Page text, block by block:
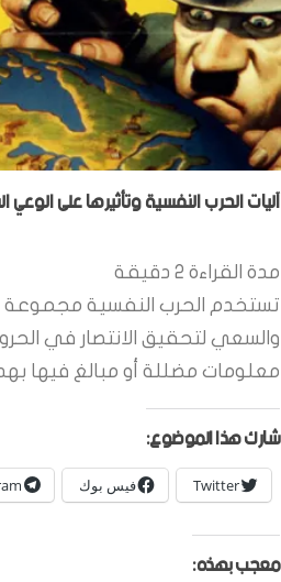
آليات الحرب النفسية وتأثيرها على الوعي
مدة القراءة 2 دقيقة
تستخدم الحرب النفسية مجموعة
والسعي لتحقيق الانتصار في
معلومات مضللة أو مبالغ فيها
شارك هذا الموضوع:
Twitter فيس بوك
معجب بهذه: